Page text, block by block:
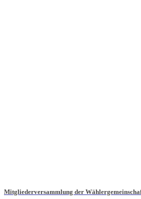
Mitgliederversammlung der